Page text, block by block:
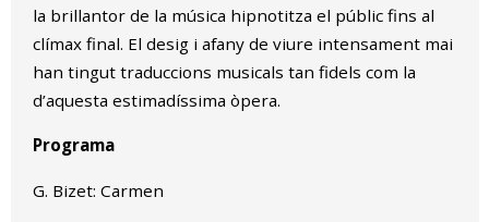
la brillantor de la música hipnotitza el públic fins al
clímax final. El desig i afany de viure intensament mai
han tingut traduccions musicals tan fidels com la
d’aquesta estimadíssima òpera.
Programa
G. Bizet: Carmen